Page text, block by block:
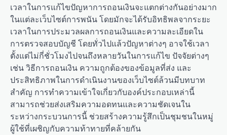
เวลาในการแก้ไขปัญหาการถอนเงินจะแตกต่างกันอย่างมาก
ในแต่ละเว็บไซต์การพนัน โดยมักจะได้รับอิทธิพลจากระยะ
เวลาในการประมวลผลการถอนเงินและความละเอียดใน
การตรวจสอบบัญชี โดยทั่วไปแล้วปัญหาต่างๆ อาจใช้เวลา
ตั้งแต่ไม่กี่ชั่วโมงไปจนถึงหลายวันในการแก้ไข ปัจจัยต่างๆ
เช่น วิธีการถอนเงิน ความถูกต้องของข้อมูลที่ส่ง และ
ประสิทธิภาพในการดำเนินงานของเว็บไซต์ล้วนมีบทบาท
สำคัญ การทำความเข้าใจเกี่ยวกับองค์ประกอบเหล่านี้
สามารถช่วยส่งเสริมความอดทนและความชัดเจนใน
ระหว่างกระบวนการนี้ ช่วยสร้างความรู้สึกเป็นชุมชนในหมู่
ผู้ใช้ที่เผชิญกับความท้าทายที่คล้ายกัน